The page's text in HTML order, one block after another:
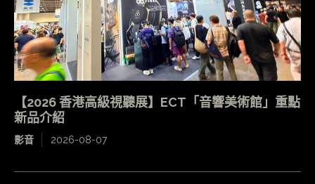
【2026 香港高級視聽展】ECT「音響美術館」重點
新品介紹
影音 2026-08-07